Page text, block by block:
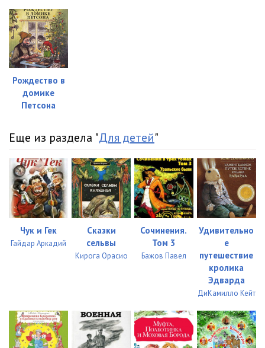
Рождество в
домике
Петсона
Еще из раздела "Для детей"
Чук и Гек
Гайдар Аркадий
Сказки
сельвы
Кирога Орасио
Сочинения.
Том 3
Бажов Павел
Удивительно
е
путешествие
кролика
Эдварда
ДиКамилло Кейт